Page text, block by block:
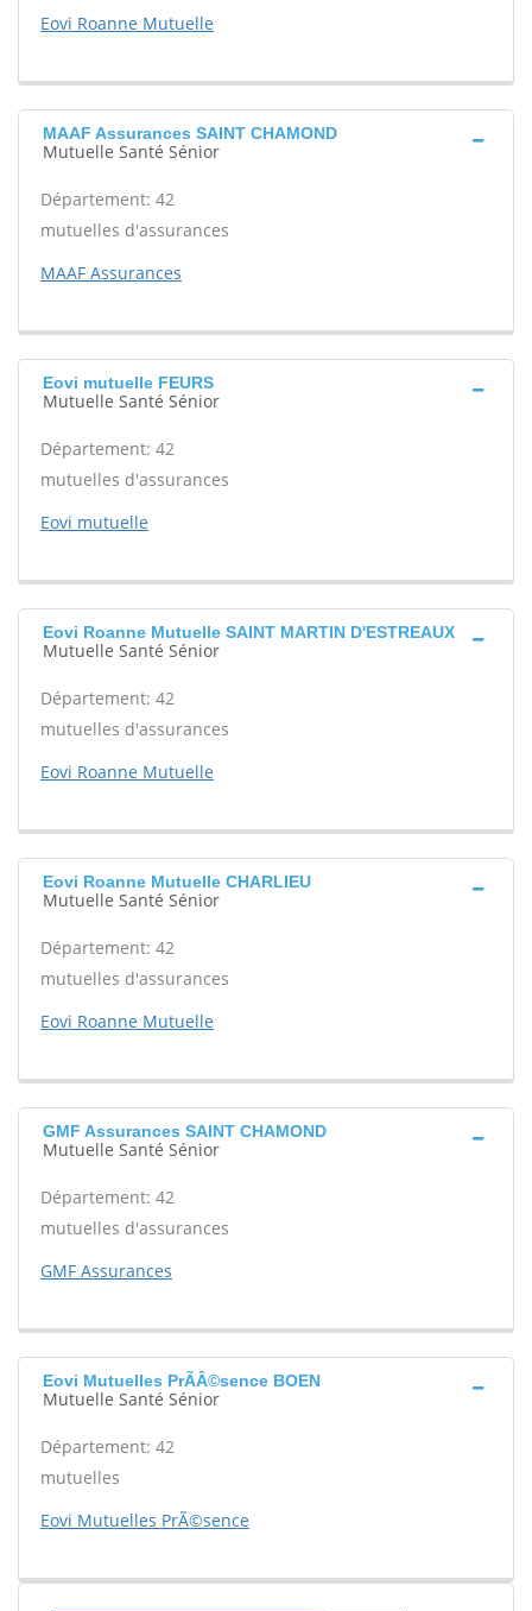
Eovi Roanne Mutuelle
MAAF Assurances SAINT CHAMOND
Mutuelle Santé Sénior
Département: 42
mutuelles d'assurances
MAAF Assurances
Eovi mutuelle FEURS
Mutuelle Santé Sénior
Département: 42
mutuelles d'assurances
Eovi mutuelle
Eovi Roanne Mutuelle SAINT MARTIN D'ESTREAUX
Mutuelle Santé Sénior
Département: 42
mutuelles d'assurances
Eovi Roanne Mutuelle
Eovi Roanne Mutuelle CHARLIEU
Mutuelle Santé Sénior
Département: 42
mutuelles d'assurances
Eovi Roanne Mutuelle
GMF Assurances SAINT CHAMOND
Mutuelle Santé Sénior
Département: 42
mutuelles d'assurances
GMF Assurances
Eovi Mutuelles PrÃÂ©sence BOEN
Mutuelle Santé Sénior
Département: 42
mutuelles
Eovi Mutuelles PrÃ©sence